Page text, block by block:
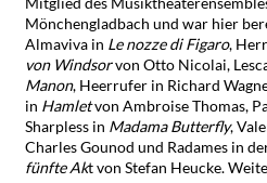
Mönchengladbach und war hier
Almaviva in Le nozze di Figaro,
von Windsorvon Otto Nicolai,
Manon, Heerrufer in Richard
in Hamletvon Ambroise Thomas,
Sharpless in Madama Butterfly,
Charles Gounod und Radames in
fünfte Akt von Stefan Heucke.